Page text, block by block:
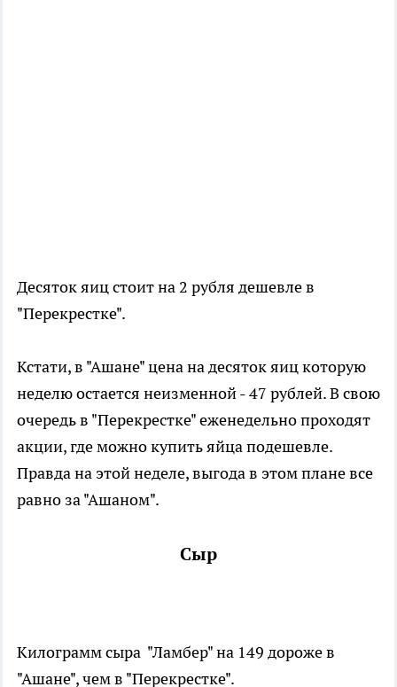
Десяток яиц стоит на 2 рубля дешевле в
"Перекрестке".
Кстати, в "Ашане" цена на десяток яиц которую
неделю остается неизменной - 47 рублей. В свою
очередь в "Перекрестке" еженедельно проходят
акции, где можно купить яйца подешевле.
Правда на этой неделе, выгода в этом плане все
равно за "Ашаном".
Сыр
Килограмм сыра "Ламбер" на 149 дороже в
"Ашане", чем в "Перекрестке".